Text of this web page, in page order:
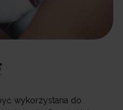
wykorzystana do